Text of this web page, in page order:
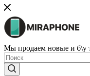
Мы продаем новые и б\у